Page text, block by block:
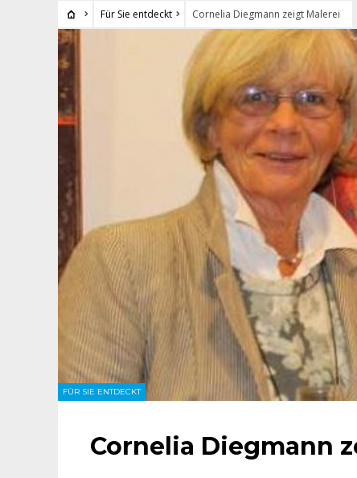
Für Sie entdeckt Cornelia Diegmann zeigt Malerei
FÜR SIE ENTDECKT
Cornelia Diegmann